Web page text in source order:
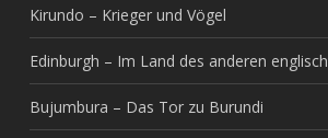
Kirundo – Krieger und Vögel
Edinburgh – Im Land des anderen englisch
Bujumbura – Das Tor zu Burundi